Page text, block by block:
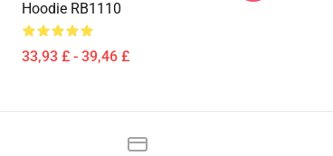
Hoodie RB1110
33,93 £ - 39,46 £